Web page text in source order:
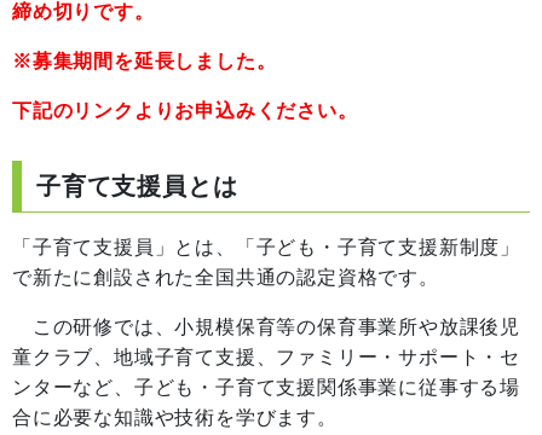
締め切りです。
※募集期間を延長しました。
下記のリンクよりお申込みください。
子育て支援員とは
「子育て支援員」とは、「子ども・子育て支援新制度」
で新たに創設された全国共通の認定資格です。
この研修では、小規模保育等の保育事業所や放課後児
童クラブ、地域子育て支援、ファミリー・サポート・セ
ンターなど、子ども・子育て支援関係事業に従事する場
合に必要な知識や技術を学びます。